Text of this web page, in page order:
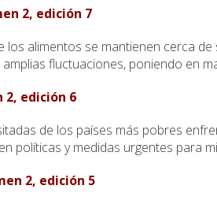
2, edición 7
los alimentos se mantienen cerca
fluctuaciones, poniendo en
2, edición 6
de los países más pobres
políticas y medidas urgentes para
2, edición 5